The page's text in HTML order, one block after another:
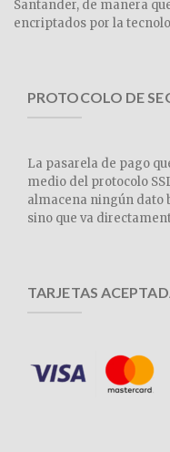
Santander, de manera
encriptados por la
PROTOCOLO DE
La pasarela de pago
medio del protocolo
almacena ningún dato
sino que va
TARJETAS